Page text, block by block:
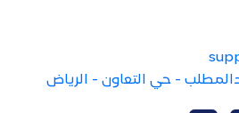
- حي التعاون - الرياض